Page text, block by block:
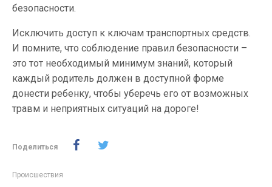
безопасности.
Исключить доступ к ключам транспортных средств.
И помните, что соблюдение правил безопасности –
это тот необходимый минимум знаний, который
каждый родитель должен в доступной форме
донести ребенку, чтобы уберечь его от возможных
травм и неприятных ситуаций на дороге!
Поделиться
Происшествия